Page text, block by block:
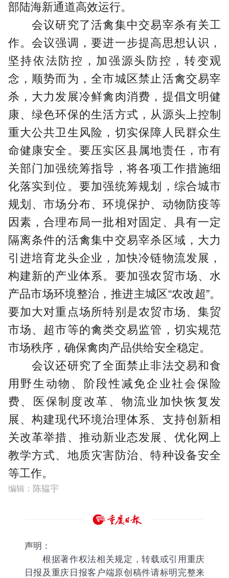
部陆海新通道高效运行。
会议研究了活禽集中交易宰杀有关工
作。会议强调，要进一步提高思想认识，
坚持依法防控，加强源头防控，转变观
念，顺势而为，全市城区禁止活禽交易宰
杀，大力发展冷鲜禽肉消费，提倡文明健
康、绿色环保的生活方式，从源头上控制
重大公共卫生风险，切实保障人民群众生
命健康安全。要压实区县属地责任，市有
关部门加强统筹指导，将各项工作措施细
化落实到位。要加强统筹规划，综合城市
规划、市场分布、环境保护、动物防疫等
因素，合理布局一批相对固定、具有一定
隔离条件的活禽集中交易宰杀区域，大力
引进培育龙头企业，加快冷链物流发展，
构建新的产业体系。要加强农贸市场、水
产品市场环境整治，推进主城区“农改超”。
要加大对重点场所特别是农贸市场、集贸
市场、超市等的禽类交易监管，切实规范
市场秩序，确保禽肉产品供给安全稳定。
会议还研究了全面禁止非法交易和食
用野生动物、阶段性减免企业社会保险
费、医保制度改革、物流业加快恢复发
展、构建现代环境治理体系、支持创新相
关改革举措、推动新业态发展、优化网上
教学方式、地质灾害防治、特种设备安全
等工作。
编辑 陈韫宇
声明：
根据著作权法相关规定，转载或引用重庆
日报及重庆日报客户端原创稿件请标明完整来